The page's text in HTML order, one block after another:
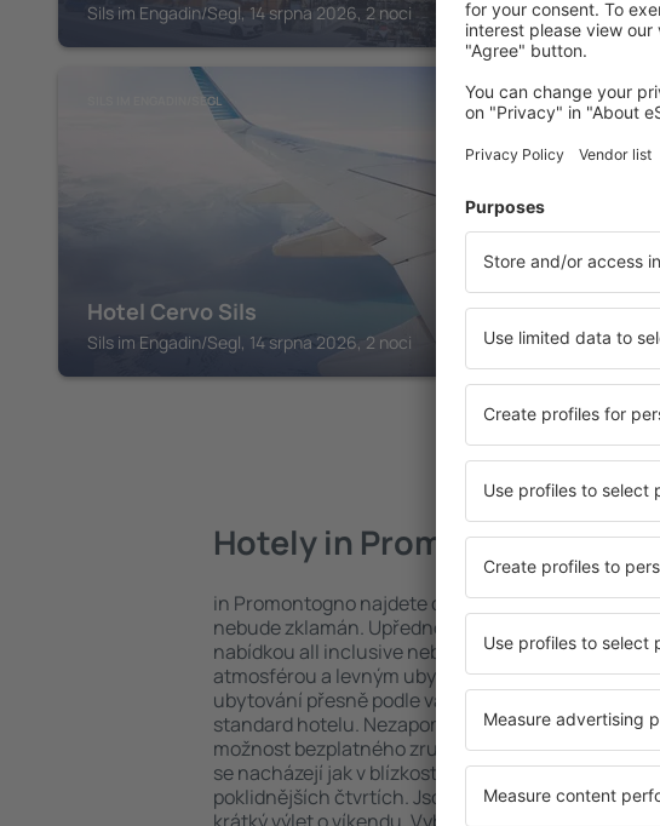
Sils im Engadin/Segl, 14 srpna 2026, 2 noci
SILS IM ENGADIN/SEGL
Hotel Cervo Sils
Sils im Engadin/Segl, 14 srpna 2026, 2 noci
VERCEIA
Hotel
Hotely in Promontogno
in Promontogno najdete celou řadu hotelů. Žádný
nebude zklamán. Upřednostňujete hotel na vysoké
nabídkou all inclusive nebo hledáte spíše místa s
atmosférou a levným ubytováním? in
ubytování přesně podle vašich představ! Stačí
standard hotelu. Nezapomeňte zkontrolovat
možnost bezplatného zrušení rezervace. Hotely
se nacházejí jak v blízkosti nejpopulárnějších
poklidnějších čtvrtích. Jsou jako stvořené na delší